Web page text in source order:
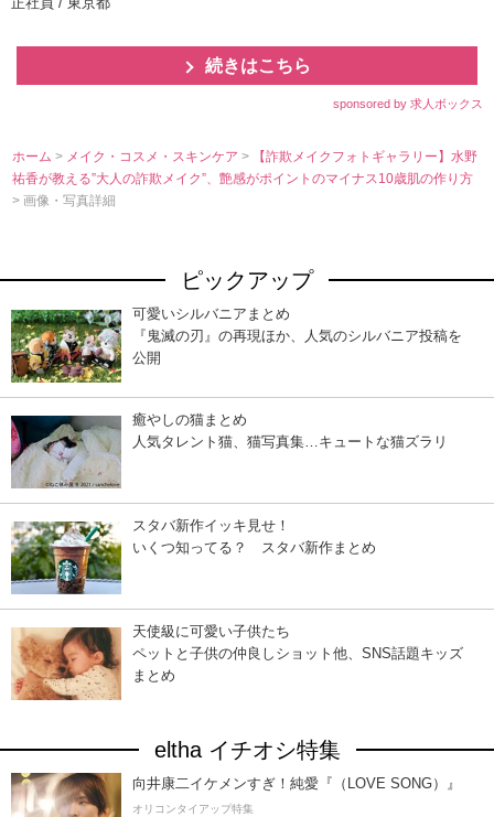
続きはこちら
sponsored by 求人ボックス
ホーム > メイク・コスメ・スキンケア>
【詐欺メイクフォトギャラリー】水野
祐香が教える”大人の詐欺メイク”、艶感がポイントのマイナス10歳肌の作り方
> 画像・写真詳細
ピックアップ
可愛いシルバニアまとめ
『鬼滅の刃』の再現ほか、人気のシルバニア投稿を
公開
癒やしの猫まとめ
人気タレント猫、猫写真集…キュートな猫ズラリ
スタバ新作イッキ見せ！
いくつ知ってる？ スタバ新作まとめ
天使級に可愛い子供たち
ペットと子供の仲良しショット他、SNS話題キッズ
まとめ
eltha イチオシ特集
向井康二イケメンすぎ！純愛『（LOVE SONG）』
オリコンタイアップ特集